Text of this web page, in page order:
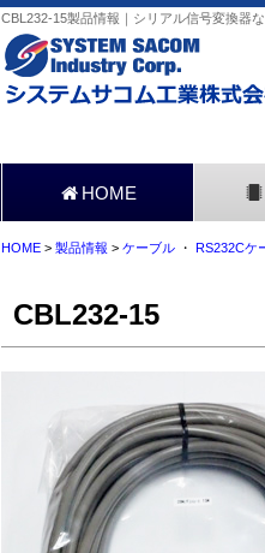
CBL232-15製品情報｜シリアル信号変換器
HOME
HOME > 製品情報 > ケーブル ・ RS232Cケ
CBL232-15